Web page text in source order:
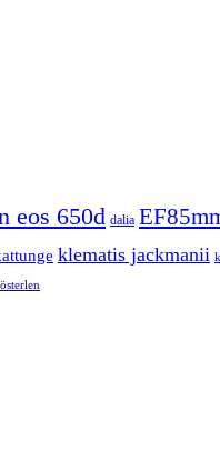
eos 650d dalia
klematis jackmanii
österlen